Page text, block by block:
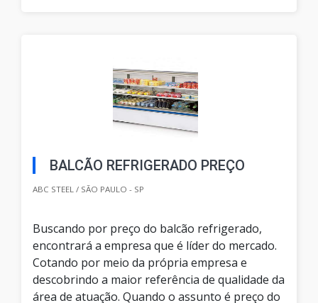
BALCÃO REFRIGERADO PREÇO
ABC STEEL / SÃO PAULO - SP
Buscando por preço do balcão refrigerado,
encontrará a empresa que é líder do mercado.
Cotando por meio da própria empresa e
descobrindo a maior referência de qualidade da
área de atuação. Quando o assunto é preço do